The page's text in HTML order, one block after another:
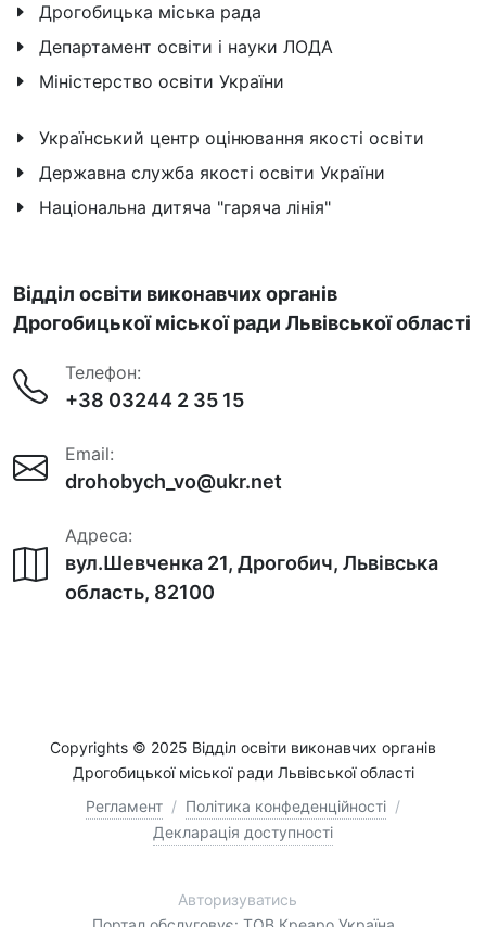
Дрогобицька міська рада
Департамент освіти і науки ЛОДА
Міністерство освіти України
Український центр оцінювання якості освіти
Державна служба якості освіти України
Національна дитяча "гаряча лінія"
Відділ освіти виконавчих органів
Дрогобицької міської ради Львівської області
Телефон:
+38 03244 2 35 15
Email:
drohobych_vo@ukr.net
Адреса:
вул.Шевченка 21, Дрогобич, Львівська
область, 82100
Copyrights © 2025 Відділ освіти виконавчих органів
Дрогобицької міської ради Львівської області
Регламент / Політика конфеденційності /
Декларація доступності
Авторизуватись